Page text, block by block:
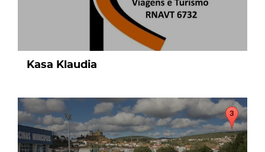
Kasa Klaudia
page